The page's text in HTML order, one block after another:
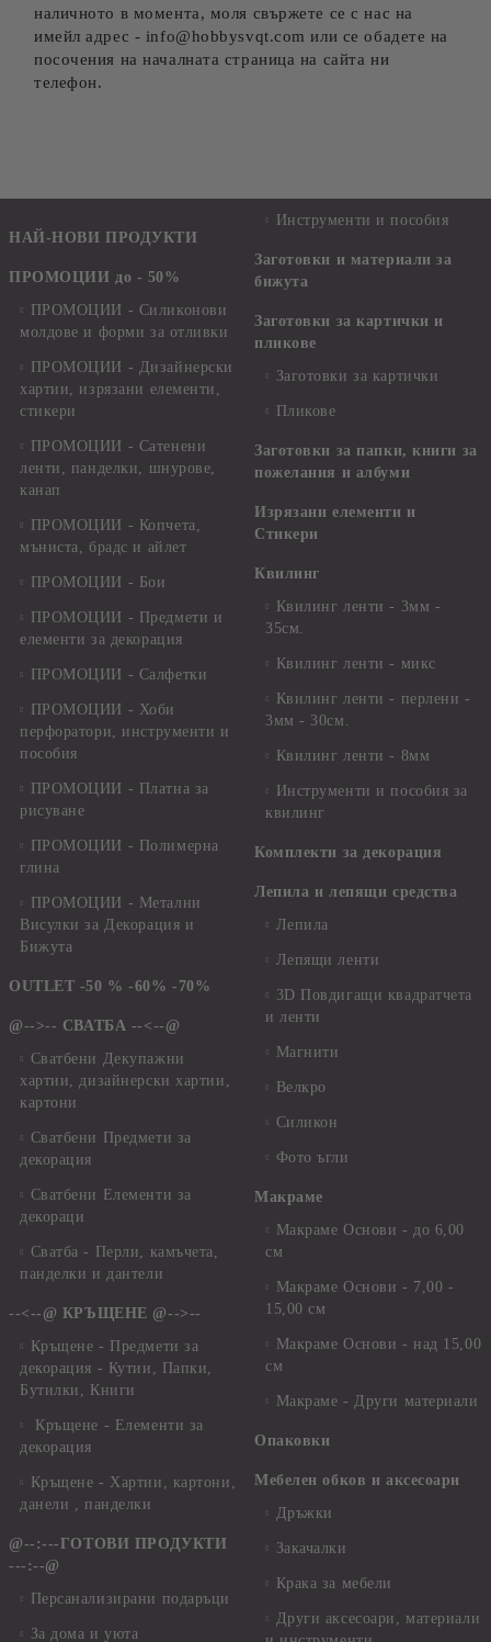
наличното в момента, моля свържете се с нас на
имейл адрес - info@hobbysvqt.com или се обадете на
посочения на началната страница на сайта ни
телефон.
НАЙ-НОВИ ПРОДУКТИ
ПРОМОЦИИ до - 50%
ПРОМОЦИИ - Силиконови
молдове и форми за отливки
ПРОМОЦИИ - Дизайнерски
хартии, изрязани елементи,
стикери
ПРОМОЦИИ - Сатенени
ленти, панделки, шнурове,
канап
ПРОМОЦИИ - Копчета,
мъниста, брадс и айлет
ПРОМОЦИИ - Бои
ПРОМОЦИИ - Предмети и
елементи за декорация
ПРОМОЦИИ - Салфетки
ПРОМОЦИИ - Хоби
перфоратори, инструменти и
пособия
ПРОМОЦИИ - Платна за
рисуване
ПРОМОЦИИ - Полимерна
глина
ПРОМОЦИИ - Метални
Висулки за Декорация и
Бижута
OUTLET -50 % -60% -70%
@-->-- СВАТБА --<--@
Сватбени Декупажни
хартии, дизайнерски хартии,
картони
Сватбени Предмети за
декорация
Сватбени Елементи за
декораци
Сватба - Перли, камъчета,
панделки и дантели
--<--@ КРЪЩЕНЕ @-->--
Кръщене - Предмети за
декорация - Кутии, Папки,
Бутилки, Книги
Кръщене - Елементи за
декорация
Кръщене - Хартии, картони,
данели , панделки
@--:---ГОТОВИ ПРОДУКТИ
---:--@
Персанализирани подаръци
За дома и уюта
Инструменти и пособия
Заготовки и материали за
бижута
Заготовки за картички и
пликове
Заготовки за картички
Пликове
Заготовки за папки, книги за
пожелания и албуми
Изрязани елементи и
Стикери
Квилинг
Квилинг ленти - 3мм -
35см.
Квилинг ленти - микс
Квилинг ленти - перлени -
3мм - 30см.
Квилинг ленти - 8мм
Инструменти и пособия за
квилинг
Комплекти за декорация
Лепила и лепящи средства
Лепила
Лепящи ленти
3D Повдигащи квадратчета
и ленти
Магнити
Велкро
Силикон
Фото ъгли
Макраме
Макраме Основи - до 6,00
см
Макраме Основи - 7,00 -
15,00 см
Макраме Основи - над 15,00
см
Макраме - Други материали
Опаковки
Мебелен обков и аксесоари
Дръжки
Закачалки
Крака за мебели
Други аксесоари, материали